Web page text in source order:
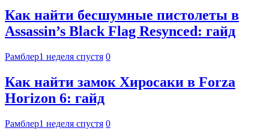
Как найти бесшумные пистолеты в
Assassin’s Black Flag Resynced: гайд
Рамблер1 неделя спустя 0
Как найти замок Хиросаки в Forza
Horizon 6: гайд
Рамблер1 неделя спустя 0